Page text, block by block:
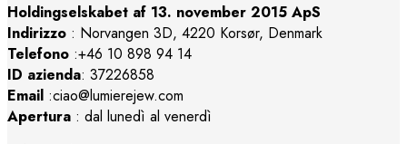
Holdingselskabet af 13. november 2015 ApS
Indirizzo : Norvangen 3D, 4220 Korsør, Denmark
Telefono :+46 10 898 94 14
ID azienda: 37226858
Email :ciao@lumierejew.com
Apertura : dal lunedì al venerdì